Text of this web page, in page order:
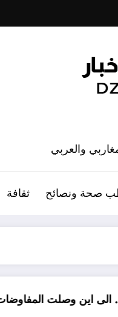
والعربي
صحة ونصائح ثقافة
من الذهب